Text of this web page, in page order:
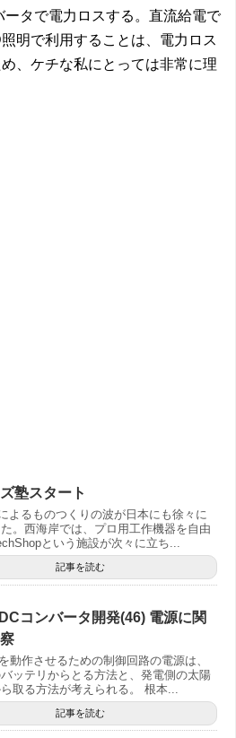
タで電力ロスする。直流給電で
明で利用することは、電力ロス
、ケチな私にとっては非常に理
塾スタート
よるものつくりの波が日本にも徐々に
。西海岸では、プロ用工作機器を自由
という施設が次々に立ち...
記事を読む
コンバータ開発(46) 電源に関
動作させるための制御回路の電源は、
ッテリからとる方法と、発電側の太陽
取る方法が考えられる。 根本...
記事を読む